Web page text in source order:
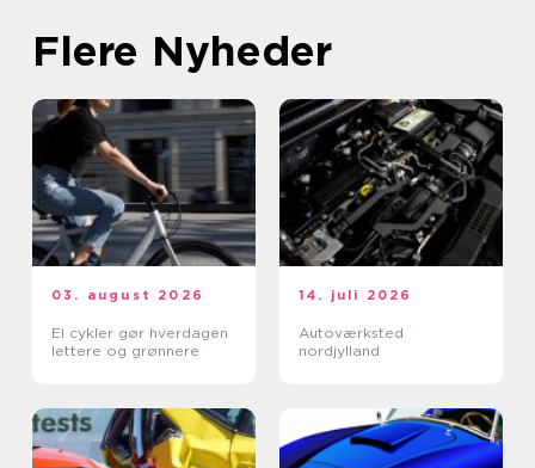
Flere Nyheder
03. august 2026
El cykler gør hverdagen
lettere og grønnere
14. juli 2026
Autoværksted
nordjylland